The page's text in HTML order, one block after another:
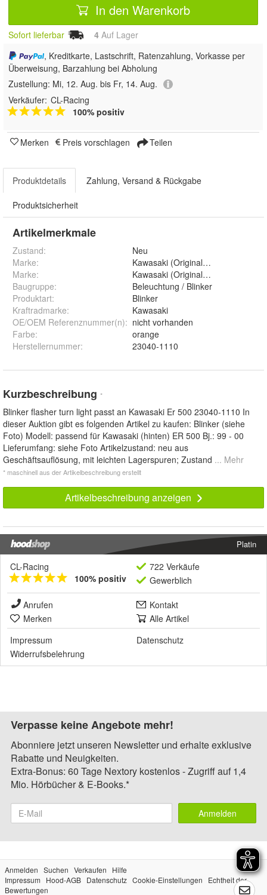
In den Warenkorb
Sofort lieferbar 4 Auf Lager
, Kreditkarte, Lastschrift, Ratenzahlung, Vorkasse per
Überweisung, Barzahlung bei Abholung
Zustellung: Mi, 12. Aug. bis Fr, 14. Aug.
Verkäufer: CL-Racing
100% positiv
Merken Preis vorschlagen Teilen
Produktdetails Zahlung, Versand & Rückgabe
Produktsicherheit
Artikelmerkmale
Zustand:
Neu
Marke:
Kawasaki (Original OE)
Marke:
Kawasaki (Original OE)
Baugruppe:
Beleuchtung / Blinker
Produktart:
Blinker
Kraftradmarke:
Kawasaki
OE/OEM Referenznummer(n): nicht vorhanden
Farbe:
orange
Herstellernummer: 23040-1110
Kurzbeschreibung *
Blinker flasher turn light passt an Kawasaki Er 500 23040-1110 In
dieser Auktion gibt es folgenden Artikel zu kaufen: Blinker (siehe
Foto) Modell: passend für Kawasaki (hinten) ER 500 Bj.: 99 - 00
Lieferumfang: siehe Foto Artikelzustand: neu aus
Geschäftsauflösung, mit leichten Lagerspuren; Zustand ... Mehr
* maschinell aus der Artikelbeschreibung erstellt
Artikelbeschreibung anzeigen
Platin
CL-Racing
100% positiv
722 Verkäufe
Gewerblich
Anrufen
Kontakt
Merken
Alle Artikel
Impressum
Datenschutz
Widerrufsbelehrung
Verpasse keine Angebote mehr!
Abonniere jetzt unseren Newsletter und erhalte exklusive
Rabatte und Neuigkeiten.
Extra-Bonus: 60 Tage Nextory kostenlos - Zugriff auf 1,4
Mio. Hörbücher & E-Books.*
Anmelden
Anmelden Suchen Verkaufen
Hilfe
Impressum
Hood-AGB Datenschutz Cookie-Einstellungen
Echtheit der
Bewertungen